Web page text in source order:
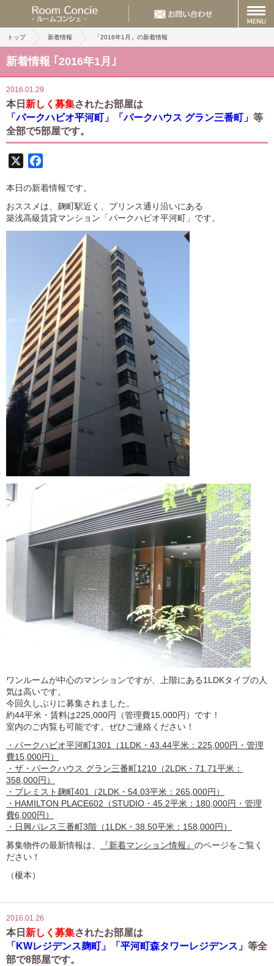
トップ 新着情報 「2016年1月」の新着情報
新着情報 ｢2016年1月｣
2016.01.29
本日 新しく募集されたお部屋は
「パークハビオ平河町」「パークハウス グラン三番町」 等
全部で5部屋です。
本日の新着情報です。
おススメは、麹町駅近く、プリンス通り沿いにある
築浅高級賃貸マンション「パークハビオ平河町」です。
ワンルームが中心のマンションですが、上階にある1LDKタイプの人
気は高いです。
今回久しぶりに募集されました。
約44平米・賃料は225,000円（管理費15,000円）です！
室内のご内覧も可能です。ぜひご連絡ください！
・パークハビオ平河町1301（1LDK・43.44平米：225,000円・管理
費15,000円）
・ザ・パークハウス グラン三番町1210（2LDK・71.71平米：
358,000円）
・プレミスト麹町401（2LDK・54.03平米：265,000円）
・HAMILTON PLACE602（STUDIO・45.2平米：180,000円・管理
費6,000円）
・日興パレス三番町3階（1LDK・38.50平米：158,000円）
募集物件の最新情報は、
『新着マンション情報』 のページをご覧く
ださい！
（榎本）
2016.01.26
本日 新しく募集されたお部屋は
「KWレジデンス麹町」「平河町森タワーレジデンス」 等全
部で8部屋です。